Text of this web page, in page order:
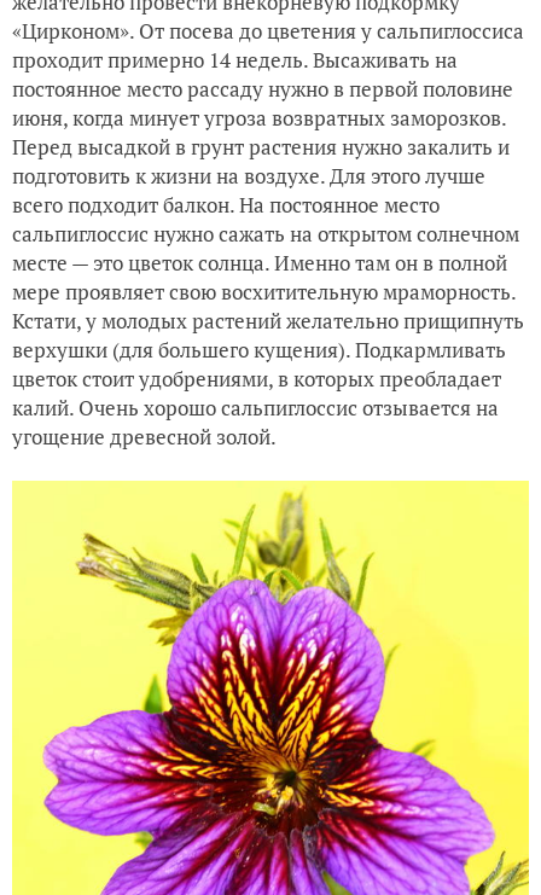
«Цирконом». От посева до цветения у сальпиглоссиса
проходит примерно 14 недель. Высаживать на
постоянное место рассаду нужно в первой половине
июня, когда минует угроза возвратных заморозков.
Перед высадкой в грунт растения нужно закалить и
подготовить к жизни на воздухе. Для этого лучше
всего подходит балкон. На постоянное место
сальпиглоссис нужно сажать на открытом солнечном
месте — это цветок солнца. Именно там он в полной
мере проявляет свою восхитительную мраморность.
Кстати, у молодых растений желательно прищипнуть
верхушки (для большего кущения). Подкармливать
цветок стоит удобрениями, в которых преобладает
калий. Очень хорошо сальпиглоссис отзывается на
угощение древесной золой.